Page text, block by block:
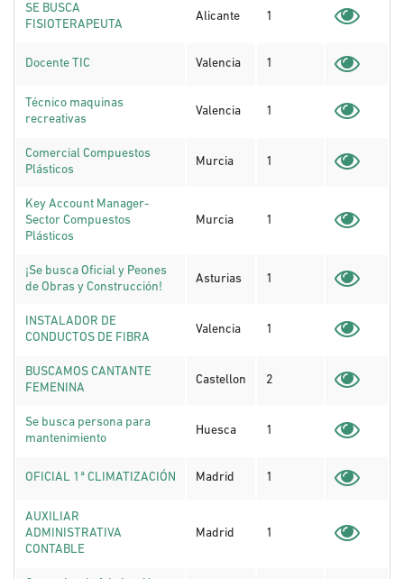
SE BUSCA
FISIOTERAPEUTA
Alicante 1
Docente TIC Valencia 1
Técnico maquinas
recreativas
Valencia 1
Comercial Compuestos
Plásticos
Murcia 1
Key Account Manager-
Sector Compuestos
Plásticos
Murcia 1
¡Se busca Oficial y Peones
de Obras y Construcción!
Asturias 1
INSTALADOR DE
CONDUCTOS DE FIBRA
Valencia 1
BUSCAMOS CANTANTE
FEMENINA
Castellon 2
Se busca persona para
mantenimiento
Huesca 1
OFICIAL 1ª CLIMATIZACIÓN Madrid 1
AUXILIAR
ADMINISTRATIVA
CONTABLE
Madrid 1